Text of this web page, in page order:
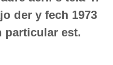
der y fech 1973
particular est.